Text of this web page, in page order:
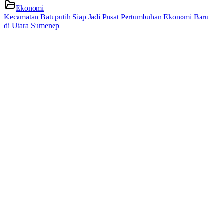
Ekonomi
Kecamatan Batuputih Siap Jadi Pusat Pertumbuhan Ekonomi Baru
di Utara Sumenep